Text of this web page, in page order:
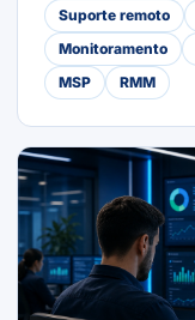
Suporte remoto
Monitoramento
MSP
RMM